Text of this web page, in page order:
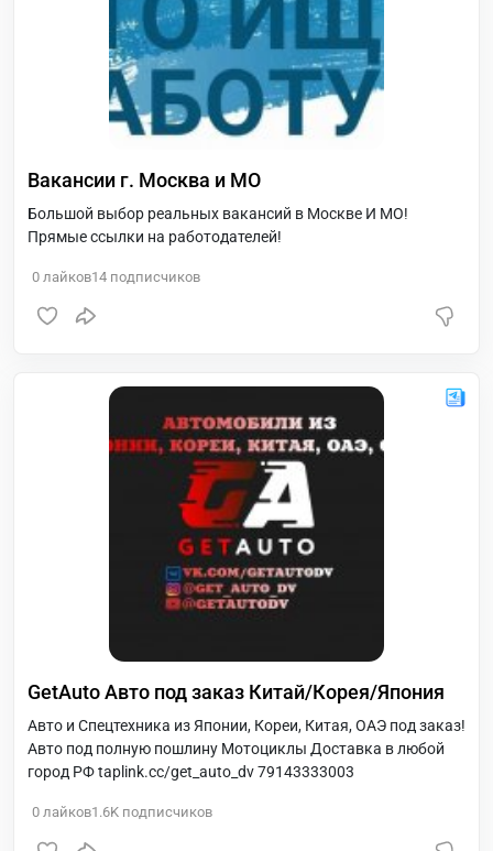
Вакансии г. Москва и МО
Большой выбор реальных вакансий в Москве И МО!
Прямые ссылки на работодателей!
0 лайков14 подписчиков
GetAuto Авто под заказ Китай/Корея/Япония
Авто и Спецтехника из Японии, Кореи, Китая, ОАЭ под заказ!
Авто под полную пошлину Мотоциклы Доставка в любой
город РФ taplink.cc/get_auto_dv 79143333003
0 лайков1.6K подписчиков